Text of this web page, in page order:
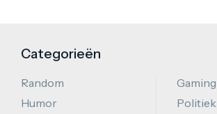
Categorieën
Random
Humor
Gaming
Politiek